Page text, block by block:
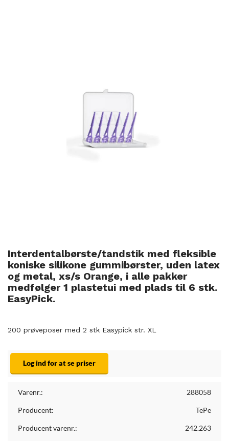
Interdentalbørste/tandstik med fleksible
koniske silikone gummibørster, uden latex
og metal, xs/s Orange, i alle pakker
medfølger 1 plastetui med plads til 6 stk.
EasyPick.
200 prøveposer med 2 stk Easypick str. XL
Log ind for at se priser
Varenr.: 288058
Producent: TePe
Producent varenr.: 242.263